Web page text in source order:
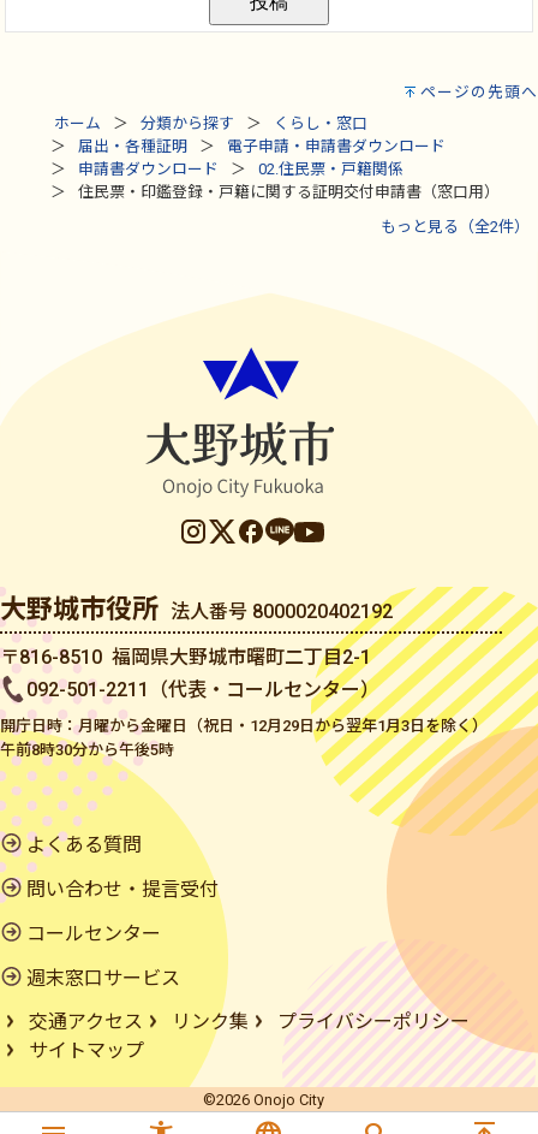
ページの先頭へ
ホーム
分類から探す
くらし・窓口
届出・各種証明
電子申請・申請書ダウンロード
申請書ダウンロード
02.住民票・戸籍関係
住民票・印鑑登録・戸籍に関する証明交付申請書（窓口用）
もっと見る（全2件）
大野城市役所 法人番号 8000020402192
〒816-8510 福岡県大野城市曙町二丁目2-1
092-501-2211（代表・コールセンター）
開庁日時：月曜から金曜日（祝日・12月29日から翌年1月3日を除く）
午前8時30分から午後5時
よくある質問
問い合わせ・提言受付
コールセンター
週末窓口サービス
交通アクセス
リンク集
プライバシーポリシー
サイトマップ
©2026 Onojo City